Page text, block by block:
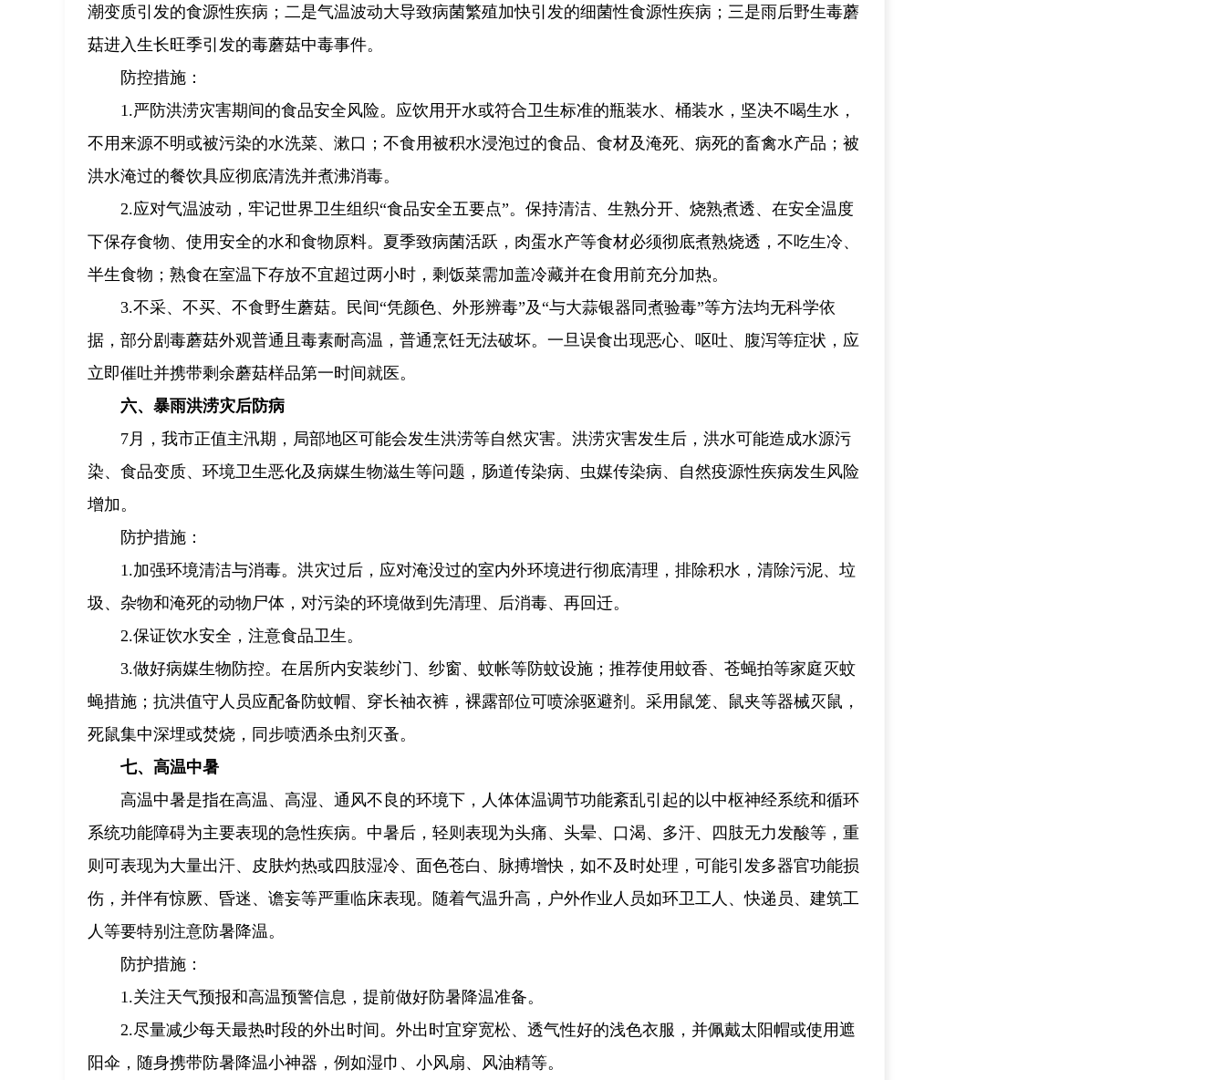
潮变质引发的食源性疾病；二是气温波动大导致病菌繁殖加快引发的细菌性食源性疾病；三是雨后野生毒蘑
菇进入生长旺季引发的毒蘑菇中毒事件。
防控措施：
1.严防洪涝灾害期间的食品安全风险。应饮用开水或符合卫生标准的瓶装水、桶装水，坚决不喝生水，
不用来源不明或被污染的水洗菜、漱口；不食用被积水浸泡过的食品、食材及淹死、病死的畜禽水产品；被
洪水淹过的餐饮具应彻底清洗并煮沸消毒。
2.应对气温波动，牢记世界卫生组织“食品安全五要点”。保持清洁、生熟分开、烧熟煮透、在安全温度
下保存食物、使用安全的水和食物原料。夏季致病菌活跃，肉蛋水产等食材必须彻底煮熟烧透，不吃生冷、
半生食物；熟食在室温下存放不宜超过两小时，剩饭菜需加盖冷藏并在食用前充分加热。
3.不采、不买、不食野生蘑菇。民间“凭颜色、外形辨毒”及“与大蒜银器同煮验毒”等方法均无科学依
据，部分剧毒蘑菇外观普通且毒素耐高温，普通烹饪无法破坏。一旦误食出现恶心、呕吐、腹泻等症状，应
立即催吐并携带剩余蘑菇样品第一时间就医。
六、暴雨洪涝灾后防病
7月，我市正值主汛期，局部地区可能会发生洪涝等自然灾害。洪涝灾害发生后，洪水可能造成水源污
染、食品变质、环境卫生恶化及病媒生物滋生等问题，肠道传染病、虫媒传染病、自然疫源性疾病发生风险
增加。
防护措施：
1.加强环境清洁与消毒。洪灾过后，应对淹没过的室内外环境进行彻底清理，排除积水，清除污泥、垃
圾、杂物和淹死的动物尸体，对污染的环境做到先清理、后消毒、再回迁。
2.保证饮水安全，注意食品卫生。
3.做好病媒生物防控。在居所内安装纱门、纱窗、蚊帐等防蚊设施；推荐使用蚊香、苍蝇拍等家庭灭蚊
蝇措施；抗洪值守人员应配备防蚊帽、穿长袖衣裤，裸露部位可喷涂驱避剂。采用鼠笼、鼠夹等器械灭鼠，
死鼠集中深埋或焚烧，同步喷洒杀虫剂灭蚤。
七、高温中暑
高温中暑是指在高温、高湿、通风不良的环境下，人体体温调节功能紊乱引起的以中枢神经系统和循环
系统功能障碍为主要表现的急性疾病。中暑后，轻则表现为头痛、头晕、口渴、多汗、四肢无力发酸等，重
则可表现为大量出汗、皮肤灼热或四肢湿冷、面色苍白、脉搏增快，如不及时处理，可能引发多器官功能损
伤，并伴有惊厥、昏迷、谵妄等严重临床表现。随着气温升高，户外作业人员如环卫工人、快递员、建筑工
人等要特别注意防暑降温。
防护措施：
1.关注天气预报和高温预警信息，提前做好防暑降温准备。
2.尽量减少每天最热时段的外出时间。外出时宜穿宽松、透气性好的浅色衣服，并佩戴太阳帽或使用遮
阳伞，随身携带防暑降温小神器，例如湿巾、小风扇、风油精等。